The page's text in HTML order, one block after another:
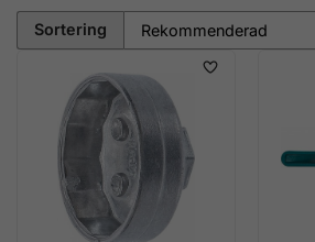
Sortering